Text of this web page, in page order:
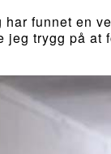
funnet en
jeg trygg på at